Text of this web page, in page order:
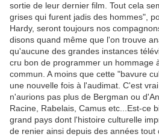
sortie de leur dernier film. Tout cela
grises qui furent jadis des hommes",
Hardy, seront toujours nos
disons quand même que l'on trouve
qu'aucune des grandes instances
cru bon de programmer un hommage
commun. A moins que cette "bavure
une nouvelle fois à l'audimat. C'est
n'aurions pas plus de Bergman ou
Racine, Rabelais, Camus etc...Est-ce
grand pays dont l'histoire culturelle
de renier ainsi depuis des années